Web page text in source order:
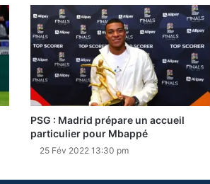
PSG : Madrid prépare un accueil
particulier pour Mbappé
25 Fév 2022 13:30 pm